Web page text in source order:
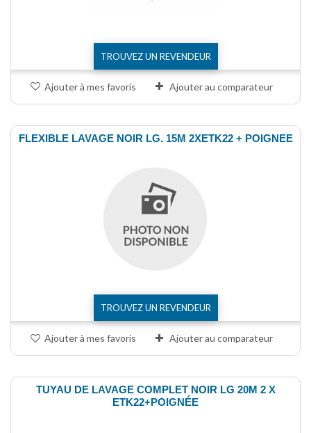
TROUVEZ UN REVENDEUR
Ajouter à mes favoris Ajouter au comparateur
FLEXIBLE LAVAGE NOIR LG. 15M 2XETK22 + POIGNEE
TROUVEZ UN REVENDEUR
Ajouter à mes favoris Ajouter au comparateur
TUYAU DE LAVAGE COMPLET NOIR LG 20M 2 X
ETK22+POIGNÉE